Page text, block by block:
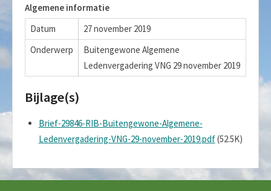
Algemene informatie
Datum
27 november 2019
Onderwerp
Buitengewone Algemene
Ledenvergadering VNG 29 november 2019
Bijlage(s)
Brief-29846-RIB-Buitengewone-Algemene-
Ledenvergadering-VNG-29-november-2019.pdf(52.5K)